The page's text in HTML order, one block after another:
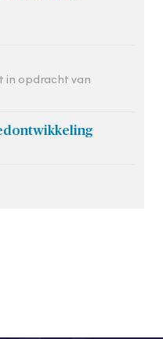
in opdracht van